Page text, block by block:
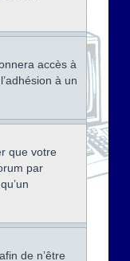
accès à
à un
que votre
par
afin de n’être